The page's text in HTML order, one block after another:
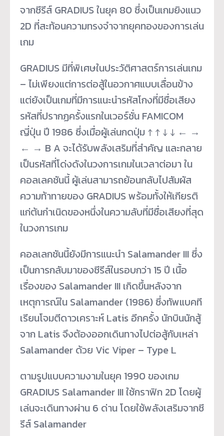
จากซีรีส์ GRADIUS ในยุค 80 ซึ่งเป็นเกมยิงแนว
2D ที่สะท้อนความทรงจำจากยุคทองของการเล่น
เกม
GRADIUS มีที่พิเศษในประวัติศาสตร์การเล่นเกม
– ไม่เพียงแต่การต่อสู้ในอวกาศแบบเลื่อนข้าง
แต่ยังเป็นเกมที่มีการแนะนำรหัสโกงที่มีชื่อเสียง
รหัสที่ปรากฏครั้งแรกในเวอร์ชั่น FAMICOM
ญี่ปุ่น ปี 1986 ซึ่งเมื่อผู้เล่นกดปุ่ม ↑ ↑ ↓ ↓ ← →
← → B A จะได้รับพลังเสริมที่สำคัญ และกลาย
เป็นรหัสที่โด่งดังในวงการเกมในเวลาต่อมา ใน
คอลเลคชันนี้ ผู้เล่นสามารถย้อนกลับไปสัมผัส
ความท้าทายของ GRADIUS พร้อมทั้งให้เกียรติ
แก่ต้นกำเนิดของหนึ่งในความลับที่มีชื่อเสียงที่สุด
ในวงการเกม
คอลเลกชันนี้ยังมีการแนะนำ Salamander III ซึ่ง
เป็นการกลับมาของซีรีส์ในรอบกว่า 15 ปี เนื้อ
เรื่องของ Salamander III เกิดขึ้นหลังจาก
เหตุการณ์ใน Salamander (1986) ซึ่งทัพแบคที
เรียนโจมตีดาวเคราะห์ Latis อีกครั้ง นักบินนักสู้
จาก Latis จึงต้องออกเดินทางไปต่อสู้กับเหล่า
Salamander ด้วย Vic Viper – Type L
ตามรูปแบบความงามในยุค 1990 ของเกม
GRADIUS Salamander III ใช้กราฟิก 2D โดยผู้
เล่นจะเดินทางผ่าน 6 ด่าน โดยใช้พลังเสริมจากซี
รีส์ Salamander